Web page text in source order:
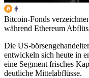
Bitcoin-Fonds
während Ethereum
Die US-
entwickeln sich heute in
eine Segment frisches
deutliche Mittelabflüsse.